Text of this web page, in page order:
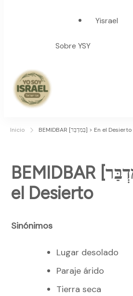
Yisrael
Sobre YSY
"La suma de tu palabra,
Inicio BEMIDBAR [בְּמִדְבַּר] > En el Desierto
BEMIDBAR [בְּמִדְבַּר] > En
el Desierto
Sinónimos
Lugar desolado
Paraje árido
Tierra seca